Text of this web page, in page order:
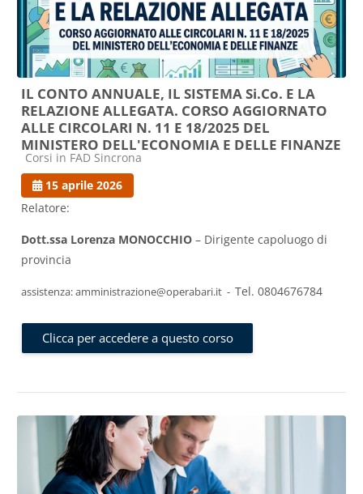
IL CONTO ANNUALE, IL SISTEMA Si.Co. E LA
RELAZIONE ALLEGATA. CORSO AGGIORNATO
ALLE CIRCOLARI N. 11 E 18/2025 DEL
MINISTERO DELL'ECONOMIA E DELLE FINANZE
Categoria di corsi
Corsi in FAD Sincrona
15 aprile 2026
Relatore:
Dott.ssa Lorenza MONOCCHIO – Dirigente capoluogo di
provincia
assistenza: amministrazione@operabari.it - Tel. 0804676784
Clicca per accedere a questo corso